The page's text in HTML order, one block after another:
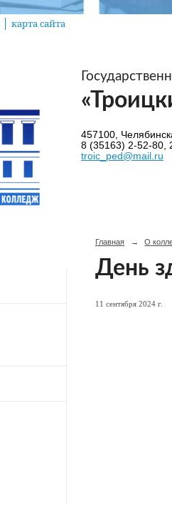
карта сайта
457100,
8 (35163) 2-52-80,
troic_ped@mail.ru
Главная → О
День
11 сентября 2024 г.